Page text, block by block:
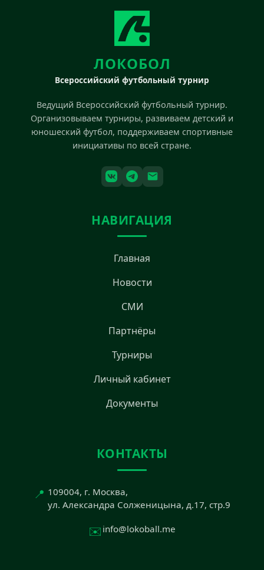
ЛОКОБОЛ
Всероссийский футбольный турнир
Ведущий Всероссийский футбольный турнир.
Организовываем турниры, развиваем детский и
юношеский футбол, поддерживаем спортивные
инициативы по всей стране.
НАВИГАЦИЯ
Главная
Новости
СМИ
Партнёры
Турниры
Личный кабинет
Документы
КОНТАКТЫ
📍 109004, г. Москва,
ул. Александра Солженицына, д.17, стр.9
✉️ info@lokoball.me